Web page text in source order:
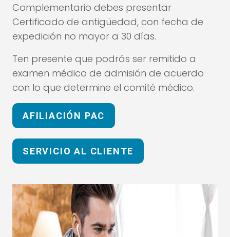
Complementario debes presentar
Certificado de antigüedad, con fecha de
expedición no mayor a 30 días.
Ten presente que podrás ser remitido a
examen médico de admisión de acuerdo
con lo que determine el comité médico.
AFILIACIÓN PAC
SERVICIO AL CLIENTE